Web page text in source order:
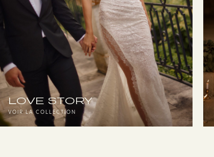
LOVE STORY
VOIR LA COLLECTION